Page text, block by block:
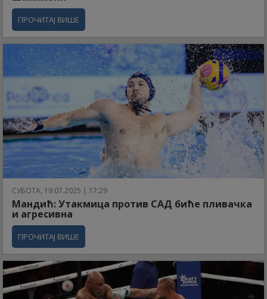
ПРОЧИТАЈ ВИШЕ
СУБОТА, 19.07.2025 | 17:29
Мандић: Утакмица против САД биће пливачка
и агресивна
ПРОЧИТАЈ ВИШЕ